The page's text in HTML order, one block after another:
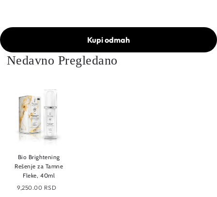
Kupi odmah
Nedavno Pregledano
Bio Brightening
Rešenje za Tamne
Fleke, 40ml
9,250.00 RSD